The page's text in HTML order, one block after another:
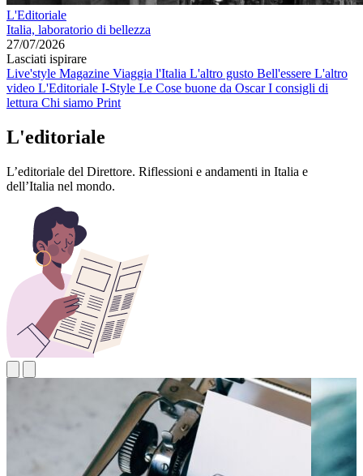
L'Editoriale
Italia, laboratorio di bellezza
27/07/2026
Lasciati ispirare
Live'style Magazine Viaggia l'Italia L'altro gusto Bell'essere L'altro
video L'Editoriale I-Style Le Cose buone da OscarI consigli di
lettura Chi siamo Print
L'editoriale
L’editoriale del Direttore. Riflessioni e andamenti in Italia e
dell’Italia nel mondo.